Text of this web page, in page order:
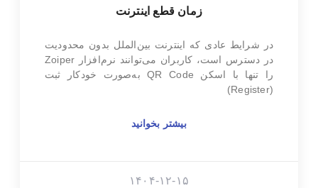
زمان قطع اینترنت
در شرایط عادی که اینترنت بین‌الملل بدون محدودیت
در دسترس است، کاربران می‌توانند نرم‌افزار Zoiper
را تنها با اسکن QR Code به‌صورت خودکار ثبت
بیشتر بخوانید
۱۴۰۴-۱۲-۱۵